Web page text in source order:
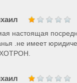
настоящая
.не имеет